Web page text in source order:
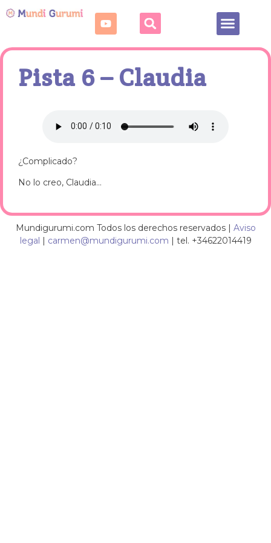
Pista 6 – Claudia
¿Complicado?
No lo creo, Claudia…
Mundigurumi.com Todos los derechos reservados | Aviso
legal | carmen@mundigurumi.com | tel. +34622014419